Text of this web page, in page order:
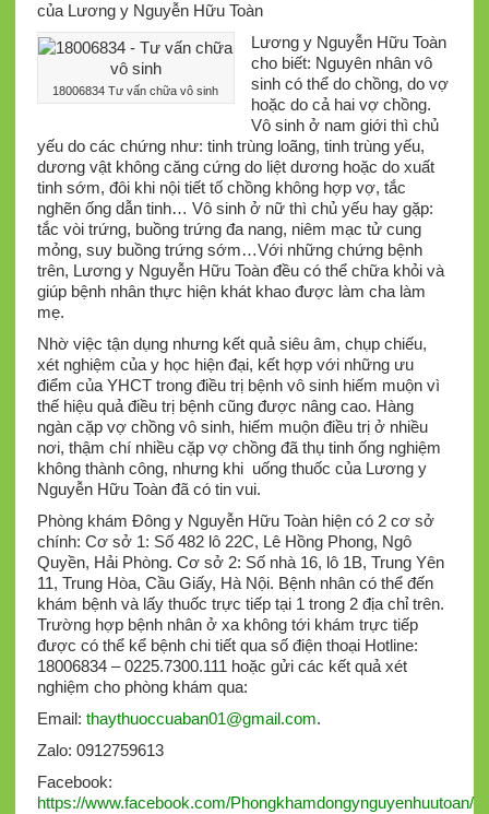
của Lương y Nguyễn Hữu Toàn
18006834 Tư vấn chữa vô sinh
Lương y Nguyễn Hữu Toàn
cho biết: Nguyên nhân vô
sinh có thể do chồng, do vợ
hoặc do cả hai vợ chồng.
Vô sinh ở nam giới thì chủ
yếu do các chứng như: tinh trùng loãng, tinh trùng yếu,
dương vật không căng cứng do liệt dương hoặc do xuất
tinh sớm, đôi khi nội tiết tố chồng không hợp vợ, tắc
nghẽn ống dẫn tinh… Vô sinh ở nữ thì chủ yếu hay gặp:
tắc vòi trứng, buồng trứng đa nang, niêm mạc tử cung
mỏng, suy buồng trứng sớm…Với những chứng bệnh
trên, Lương y Nguyễn Hữu Toàn đều có thể chữa khỏi và
giúp bệnh nhân thực hiện khát khao được làm cha làm
mẹ.
Nhờ việc tận dụng nhưng kết quả siêu âm, chụp chiếu,
xét nghiệm của y học hiện đại, kết hợp với những ưu
điểm của YHCT trong điều trị bệnh vô sinh hiếm muộn vì
thế hiệu quả điều trị bệnh cũng được nâng cao. Hàng
ngàn cặp vợ chồng vô sinh, hiếm muộn điều trị ở nhiều
nơi, thậm chí nhiều cặp vợ chồng đã thụ tinh ống nghiệm
không thành công, nhưng khi uống thuốc của Lương y
Nguyễn Hữu Toàn đã có tin vui.
Phòng khám Đông y Nguyễn Hữu Toàn hiện có 2 cơ sở
chính: Cơ sở 1: Số 482 lô 22C, Lê Hồng Phong, Ngô
Quyền, Hải Phòng. Cơ sở 2: Số nhà 16, lô 1B, Trung Yên
11, Trung Hòa, Cầu Giấy, Hà Nội. Bệnh nhân có thể đến
khám bệnh và lấy thuốc trực tiếp tại 1 trong 2 địa chỉ trên.
Trường hợp bệnh nhân ở xa không tới khám trực tiếp
được có thể kể bệnh chi tiết qua số điện thoại Hotline:
18006834 – 0225.7300.111 hoặc gửi các kết quả xét
nghiệm cho phòng khám qua:
Email: thaythuoccuaban01@gmail.com.
Zalo: 0912759613
Facebook:
https://www.facebook.com/Phongkhamdongynguyenhuutoan/